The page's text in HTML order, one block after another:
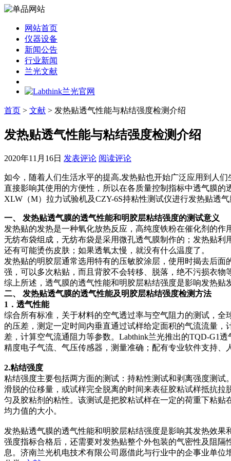
网站首页
仪器设备
新闻公告
行业新闻
兰光文献
首页 > 文献 > 发热贴透气性能与粘结强度检测介绍
发热贴透气性能与粘结强度检测介绍
2020年11月16日 发表评论 阅读评论
如今，随着人们生活水平的提高,发热贴也开始广泛应用到人
直接影响其使用的方便性，所以在各质量控制指标中透气膜的
XLW（M）拉力试验机及CZY-6S持粘性测试仪进行发热贴透
一、 发热贴透气膜的透气性能和明胶层粘结强度的测试意义
发热贴的发热是一种氧化放热反应，高纯度铁粉在催化剂的
无纺布袋组成，无纺布袋是采用微孔透气膜制作的；发热贴
还有可能烫伤皮肤；如果透氧太慢，就没有什么温度了。
发热贴的明胶层通常选用特有的压敏胶涂层，使用时揭去后
强，可以多次粘贴，而且背胶不会转移、脱落，绝不污损衣物
综上所述，透气膜的透气性能和明胶层粘结强度是影响发热贴
二、 发热贴透气膜的透气性能及明胶层粘结强度检测方法
1． 透气性能
综合所有标准，关于材料的空气透过率与空气阻力的测试，
的压差，测定一定时间内垂直通过试样给定面积的气流流量
差，计算空气流通阻力等参数。Labthink兰光推出的TQD-G1
精度电子气流、气压传感器，测量准确；配有专业软件支持、
2.粘结强度
粘结强度主要包括两方面的测试：持粘性测试和剥离强度测
滑脱的位移量，或试样完全脱离的时间来表征胶粘试样抵抗
匀及胶粘剂的粘性。该测试是把胶粘试样在一定的荷重下粘
均力值的大小。
发热贴透气膜的透气性能和明胶层粘结强度是影响其发热效
强度指标合格后，还需要对发热贴整个外包装的气密性及阻
息。济南兰光机电技术有限公司愿借此与行业中的企事业单位